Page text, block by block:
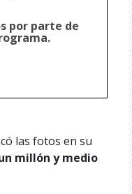
por parte de
las fotos en su
millón y medio